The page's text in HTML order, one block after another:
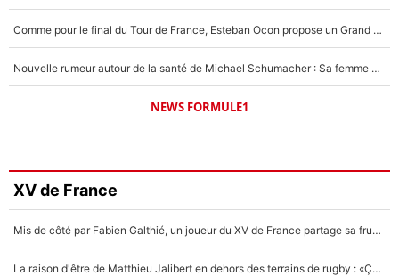
Comme pour le final du Tour de France, Esteban Ocon propose un Grand Prix de Formule 1 à Paris : «Autour de l’Arc de Triomphe, ce serait génial» !
Nouvelle rumeur autour de la santé de Michael Schumacher : Sa femme Corinna sort du silence
NEWS FORMULE1
XV de France
Mis de côté par Fabien Galthié, un joueur du XV de France partage sa frustration : «ils ne me l’ont pas dit tout de suite»
La raison d'être de Matthieu Jalibert en dehors des terrains de rugby : «Ça m'atteint autant que si tu touches à un membre de ma famille»